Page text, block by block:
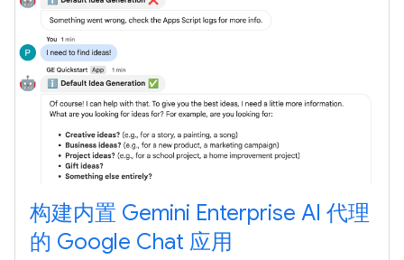
构建内置 Gemini Enterprise AI 代理
的 Google Chat 应用